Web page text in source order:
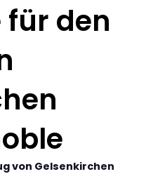
den
von Gelsenkirchen